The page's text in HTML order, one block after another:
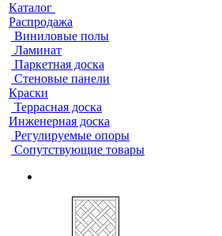
Каталог
Распродажа
Виниловые полы
Ламинат
Паркетная доска
Стеновые панели
Краски
Террасная доска
Инженерная доска
Регулируемые опоры
Сопутствующие товары